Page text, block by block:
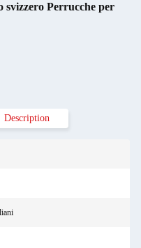
svizzero Perrucche per
Description